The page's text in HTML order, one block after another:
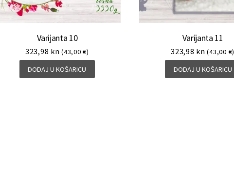
Varijanta 10
323,98 kn (43,00 €)
DODAJ U KOŠARICU
Varijanta 11
323,98 kn (43,00 €)
DODAJ U KOŠARICU